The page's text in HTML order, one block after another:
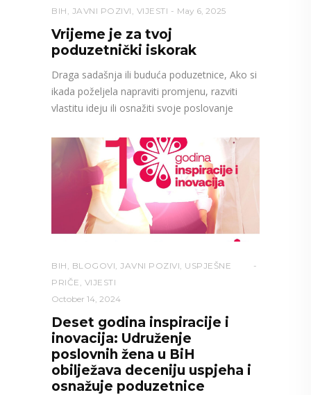
BIH JAVNI POZIVI VIJESTI May 6, 2025
Vrijeme je za tvoj
poduzetnički iskorak
Draga sadašnja ili buduća poduzetnice, Ako si
ikada poželjela napraviti promjenu, razviti
vlastitu ideju ili osnažiti svoje poslovanje
BIH BLOGOVI JAVNI POZIVI USPJEŠNE
PRIČE VIJESTI
October 14, 2024
Deset godina inspiracije i
inovacija: Udruženje
poslovnih žena u BiH
obilježava deceniju uspjeha i
osnažuje poduzetnice